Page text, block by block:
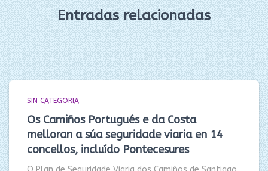
Entradas relacionadas
SIN CATEGORIA
Os Camiños Portugués e da Costa
melloran a súa seguridade viaria en 14
concellos, incluído Pontecesures